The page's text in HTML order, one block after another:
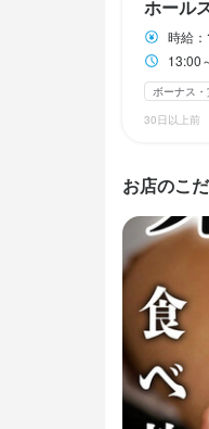
ホール
時給：
13:00
ボーナス・
30日以上前
お店のこ
女性活躍中
仕事
片付けなど
1日の平均
ピークタイ
ので、初
入社後は店
おり、マニ
はいつでも
特徴
履歴書不要
フリーター歓迎
仕事
当店のホー
来店された
るよう心が
せん。
1日の対応
り、全員で
当を決めて